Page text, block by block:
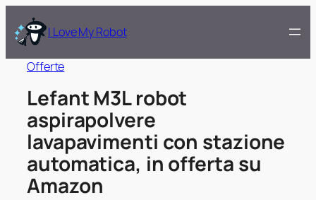
I Love My Robot
Offerte
Lefant M3L robot
aspirapolvere
lavapavimenti con stazione
automatica, in offerta su
Amazon